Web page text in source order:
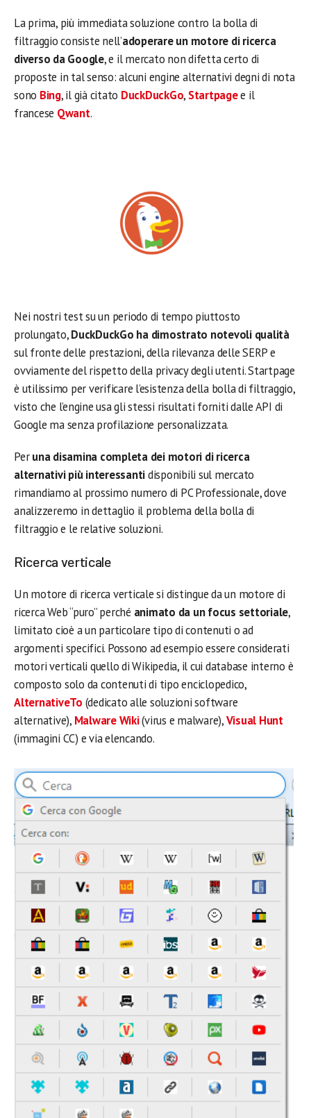
La prima, più immediata soluzione contro la bolla di
filtraggio consiste nell’adoperare un motore di ricerca
diverso da Google, e il mercato non difetta certo di
proposte in tal senso: alcuni engine alternativi degni di nota
sono Bing, il già citato DuckDuckGo, Startpagee il
francese Qwant.
Nei nostri test su un periodo di tempo piuttosto
prolungato,DuckDuckGo ha dimostrato notevoli qualità
sul fronte delle prestazioni, della rilevanza delle SERP e
ovviamente del rispetto della privacy degli utenti. Startpage
è utilissimo per verificare l’esistenza della bolla di filtraggio,
visto che l’engine usa gli stessi risultati forniti dalle API di
Google ma senza profilazione personalizzata.
Peruna disamina completa dei motori di ricerca
alternativi più interessantidisponibili sul mercato
rimandiamo al prossimo numero di PC Professionale, dove
analizzeremo in dettaglio il problema della bolla di
filtraggio e le relative soluzioni.
Ricerca verticale
Un motore di ricerca verticale si distingue da un motore di
ricerca Web “puro” perché animato da un focus settoriale,
limitato cioè a un particolare tipo di contenuti o ad
argomenti specifici. Possono ad esempio essere considerati
motori verticali quello di Wikipedia, il cui database interno è
composto solo da contenuti di tipo enciclopedico,
AlternativeTo (dedicato alle soluzioni software
alternative), Malware Wiki(virus e malware),Visual Hunt
(immagini CC) e via elencando.